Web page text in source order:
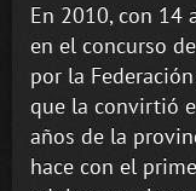
En 2010, con 14
en el concurso
por la
que la convirtió
años de la
hace con el